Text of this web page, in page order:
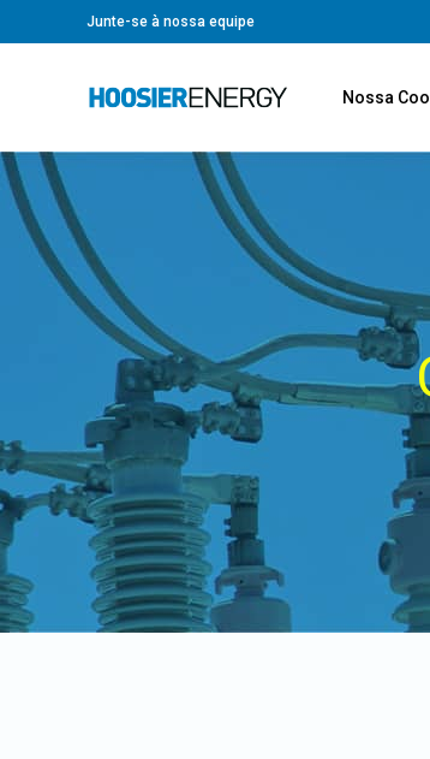
Junte-se à nossa equipe
Nossa